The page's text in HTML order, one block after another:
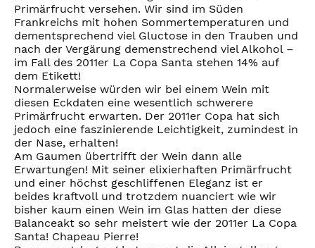
Primärfrucht versehen. Wir sind im Süden
Frankreichs mit hohen Sommertemperaturen und
dementsprechend viel Gluctose in den Trauben und
nach der Vergärung demenstrechend viel Alkohol –
im Fall des 2011er La Copa Santa stehen 14% auf
dem Etikett!
Normalerweise würden wir bei einem Wein mit
diesen Eckdaten eine wesentlich schwerere
Primärfrucht erwarten. Der 2011er Copa hat sich
jedoch eine faszinierende Leichtigkeit, zumindest in
der Nase, erhalten!
Am Gaumen übertrifft der Wein dann alle
Erwartungen! Mit seiner elixierhaften Primärfrucht
und einer höchst geschliffenen Eleganz ist er
beides kraftvoll und trotzdem nuanciert wie wir
bisher kaum einen Wein im Glas hatten der diese
Balanceakt so sehr meistert wie der 2011er La Copa
Santa! Chapeau Pierre!